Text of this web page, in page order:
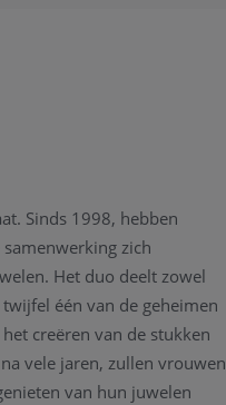
Sinds 1998, hebben
zich
Het duo deelt zowel
één van de geheimen
creëren van de stukken
vele jaren, zullen vrouwen
van hun juwelen